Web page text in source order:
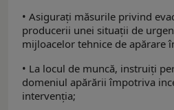
• Asigurați măsurile privind
producerii unei situații de
mijloacelor tehnice de apărare
• La locul de muncă, instruiți
domeniul apărării împotriva
intervenția;